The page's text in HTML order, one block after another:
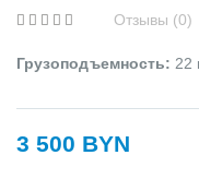
Отзывы (0)
Грузоподъемность: 22
3 500 BYN